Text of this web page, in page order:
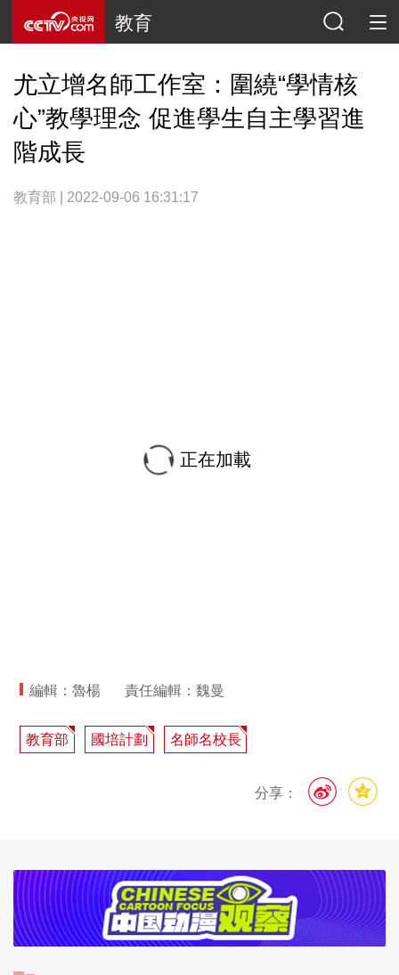
教育
尤立增名師工作室：圍繞“學情核
心”教學理念 促進學生自主學習進
階成長
教育部 | 2022-09-06 16:31:17
正在加載
編輯：魯楊 責任編輯：魏曼
教育部 國培計劃 名師名校長
分享：